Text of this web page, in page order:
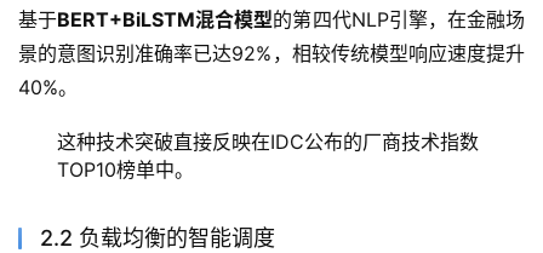
基于BERT+BiLSTM混合模型的第四代NLP引擎，在金融场
景的意图识别准确率已达92%，相较传统模型响应速度提升
40%。
这种技术突破直接反映在IDC公布的厂商技术指数
TOP10榜单中。
2.2 负载均衡的智能调度